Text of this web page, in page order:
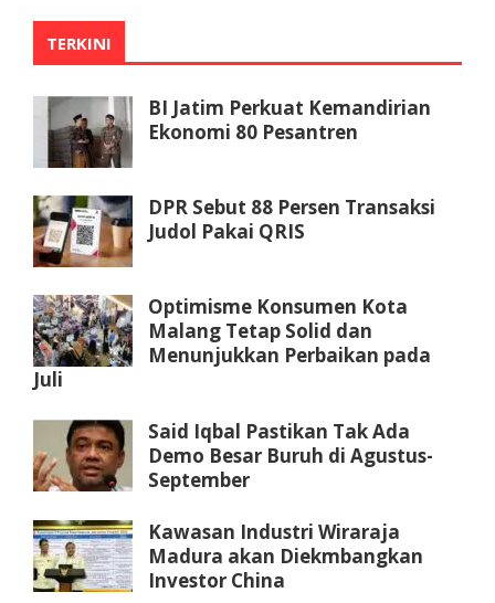
TERKINI
BI Jatim Perkuat Kemandirian
Ekonomi 80 Pesantren
DPR Sebut 88 Persen Transaksi
Judol Pakai QRIS
Optimisme Konsumen Kota
Malang Tetap Solid dan
Menunjukkan Perbaikan pada
Juli
Said Iqbal Pastikan Tak Ada
Demo Besar Buruh di Agustus-
September
Kawasan Industri Wiraraja
Madura akan Diekmbangkan
Investor China